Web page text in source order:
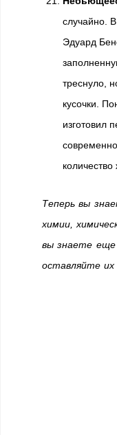
случайно.
Эдуард
треснуло,
кусочки.
изготовил
Теперь вы
химии,
вы знаете
оставляйте их